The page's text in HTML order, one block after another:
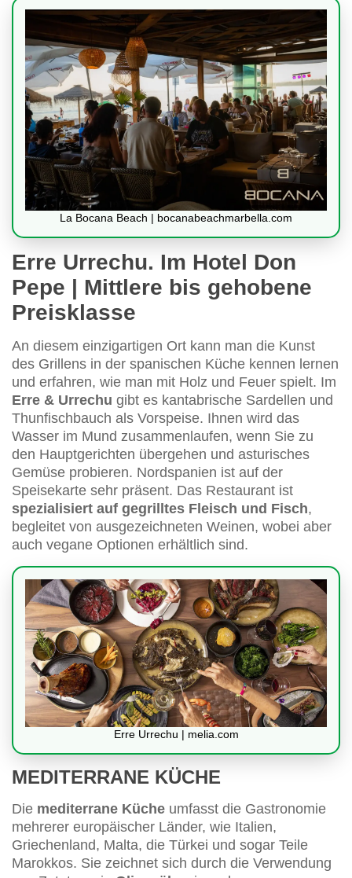
La Bocana Beach | bocanabeachmarbella.com
Erre Urrechu. Im Hotel Don
Pepe | Mittlere bis gehobene
Preisklasse
An diesem einzigartigen Ort kann man die Kunst
des Grillens in der spanischen Küche kennen lernen
und erfahren, wie man mit Holz und Feuer spielt. Im
Erre & Urrechu gibt es kantabrische Sardellen und
Thunfischbauch als Vorspeise. Ihnen wird das
Wasser im Mund zusammenlaufen, wenn Sie zu
den Hauptgerichten übergehen und asturisches
Gemüse probieren. Nordspanien ist auf der
Speisekarte sehr präsent. Das Restaurant ist
spezialisiert auf gegrilltes Fleisch und Fisch,
begleitet von ausgezeichneten Weinen, wobei aber
auch vegane Optionen erhältlich sind.
Erre Urrechu | melia.com
MEDITERRANE KÜCHE
Die mediterrane Küche umfasst die Gastronomie
mehrerer europäischer Länder, wie Italien,
Griechenland, Malta, die Türkei und sogar Teile
Marokkos. Sie zeichnet sich durch die Verwendung